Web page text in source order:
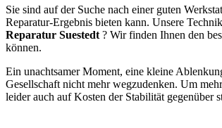
Sie sind auf der Suche nach einer guten
Reparatur-Ergebnis bieten kann. Unsere
Reparatur Suestedt ? Wir finden Ihnen den
können.
Ein unachtsamer Moment, eine kleine
Gesellschaft nicht mehr wegzudenken. Um
leider auch auf Kosten der Stabilität gegenüber